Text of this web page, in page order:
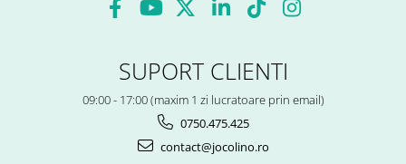
SUPORT CLIENTI
09:00 - 17:00 (maxim 1 zi lucratoare prin email)
0750.475.425
contact@jocolino.ro